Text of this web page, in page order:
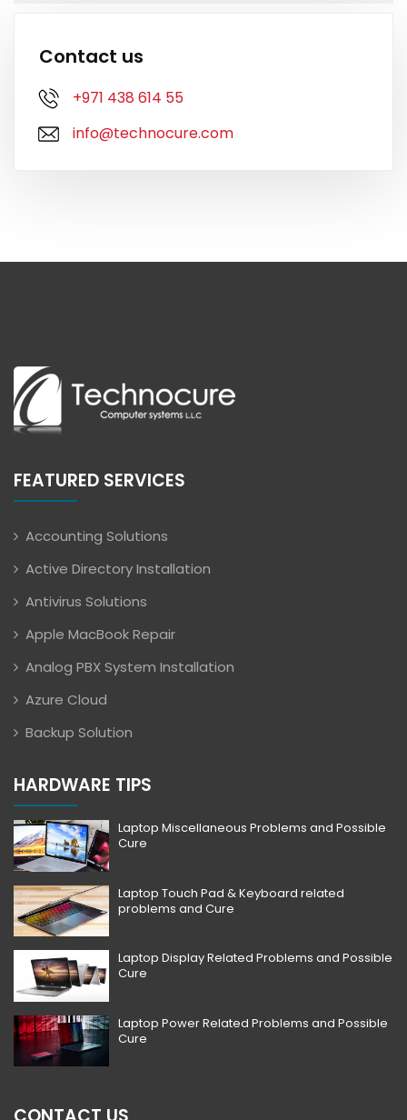
Contact us
+971 438 614 55
info@technocure.com
FEATURED SERVICES
Accounting Solutions
Active Directory Installation
Antivirus Solutions
Apple MacBook Repair
Analog PBX System Installation
Azure Cloud
Backup Solution
HARDWARE TIPS
Laptop Miscellaneous Problems and Possible
Cure
Laptop Touch Pad & Keyboard related
problems and Cure
Laptop Display Related Problems and Possible
Cure
Laptop Power Related Problems and Possible
Cure